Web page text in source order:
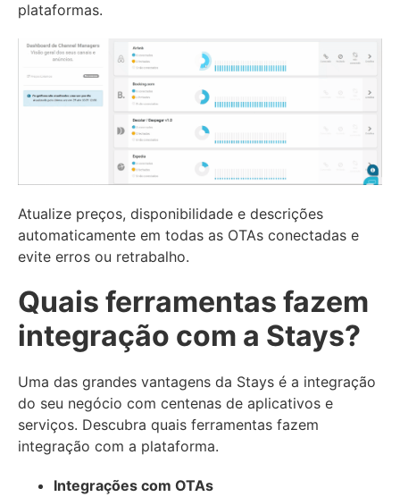
plataformas.
Atualize preços, disponibilidade e descrições
automaticamente em todas as OTAs conectadas e
evite erros ou retrabalho.
Quais ferramentas fazem
integração com a Stays?
Uma das grandes vantagens da Stays é a integração
do seu negócio com centenas de aplicativos e
serviços. Descubra quais ferramentas fazem
integração com a plataforma.
Integrações com OTAs